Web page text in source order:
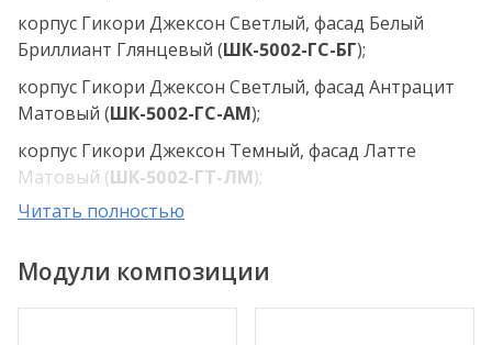
корпус Гикори Джексон Светлый, фасад Белый
Бриллиант Глянцевый (ШК-5002-ГС-БГ);
корпус Гикори Джексон Светлый, фасад Антрацит
Матовый (ШК-5002-ГС-АМ);
корпус Гикори Джексон Темный, фасад Латте
Матовый (ШК-5002-ГТ-ЛМ);
корпус Гикори Джексон Темный, фасад Белый
корпус Гикори Джексон Темный, фасад Антрацит
Матовый (ШК-5002-ГТ-АМ
);
Читать полностью
Модули композиции